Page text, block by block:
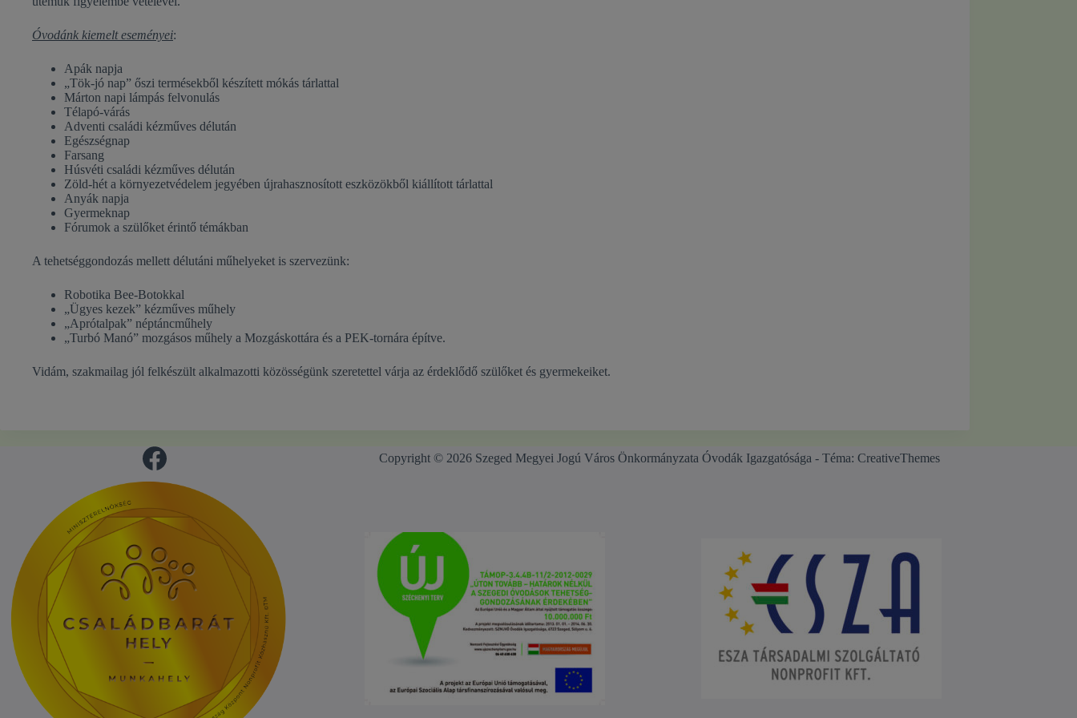
Óvodánk kiemelt eseményei:
Apák napja
„Tök-jó nap” őszi termésekből készített mókás tárlattal
Márton napi lámpás felvonulás
Télapó-várás
Adventi családi kézműves délután
Egészségnap
Farsang
Húsvéti családi kézműves délután
Zöld-hét a környezetvédelem jegyében újrahasznosított eszközökből kiállított tárlattal
Anyák napja
Gyermeknap
Fórumok a szülőket érintő témákban
A tehetséggondozás mellett délutáni műhelyeket is szervezünk:
Robotika Bee-Botokkal
„Ügyes kezek” kézműves műhely
„Aprótalpak” néptáncműhely
„Turbó Manó” mozgásos műhely a Mozgáskottára és a PEK-tornára építve.
Vidám, szakmailag jól felkészült alkalmazotti közösségünk szeretettel várja az érdeklődő szülőket és gyermekeiket.
Copyright © 2026 Szeged Megyei Jogú Város Önkormányzata Óvodák Igazgatósága - Téma:CreativeThemes